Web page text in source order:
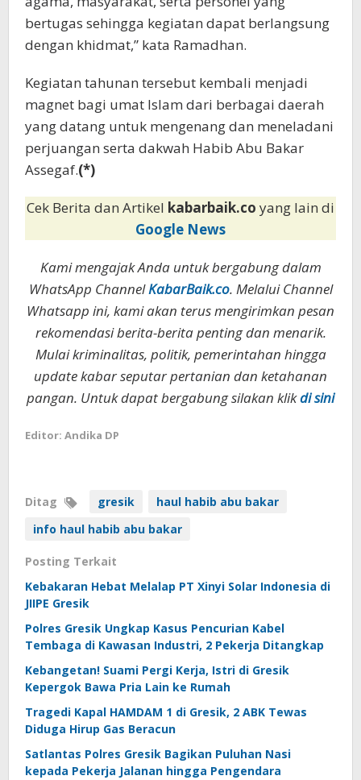
bertugas sehingga kegiatan dapat berlangsung
dengan khidmat,” kata Ramadhan.
Kegiatan tahunan tersebut kembali menjadi
magnet bagi umat Islam dari berbagai daerah
yang datang untuk mengenang dan meneladani
perjuangan serta dakwah Habib Abu Bakar
Assegaf.(*)
Cek Berita dan Artikel kabarbaik.co yang lain di
Google News
Kami mengajak Anda untuk bergabung dalam
WhatsApp ChannelKabarBaik.co. Melalui Channel
Whatsapp ini, kami akan terus mengirimkan pesan
rekomendasi berita-berita penting dan menarik.
Mulai kriminalitas, politik, pemerintahan hingga
update kabar seputar pertanian dan ketahanan
pangan. Untuk dapat bergabung silakan klikdi sini
Editor: Andika DP
Ditag gresik
haul habib abu bakar
info haul habib abu bakar
Posting Terkait
Kebakaran Hebat Melalap PT Xinyi Solar Indonesia di
JIIPE Gresik
Polres Gresik Ungkap Kasus Pencurian Kabel
Tembaga di Kawasan Industri, 2 Pekerja Ditangkap
Kebangetan! Suami Pergi Kerja, Istri di Gresik
Kepergok Bawa Pria Lain ke Rumah
Tragedi Kapal HAMDAM 1 di Gresik, 2 ABK Tewas
Diduga Hirup Gas Beracun
Satlantas Polres Gresik Bagikan Puluhan Nasi
kepada Pekerja Jalanan hingga Pengendara